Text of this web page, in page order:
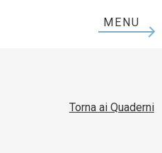
MENU
Torna ai Quaderni